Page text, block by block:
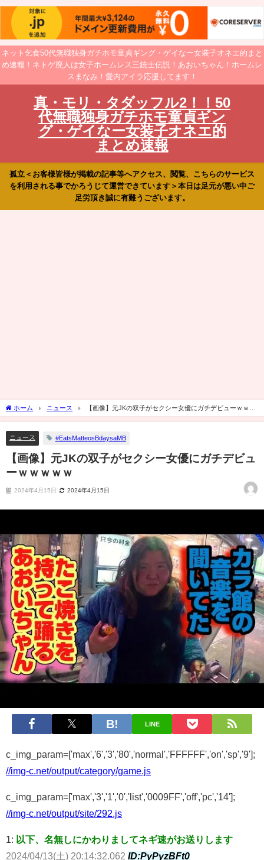
ネット乞食50代無職独身ガチホモ童貞ギング・ゲイなー女装子オネエ的まと
め速報！ネトゲ廃人は女子ホームレス三銃士伝説！あおいちゃん！ホームレ
スまなみ！愛内アイラ応援してます！
真・モリ・タダッフル2！！50
代無職独身ガチホモ童貞ギン
グ・ゲイなー女装子オネエ的
まとめ速報
孤立＜お客様皆様が掲載の記事等へアクセス、閲覧、こちらのサービス
を利用される事でかろうじて運営できています＞本日は足元が悪い中ご
足労頂き誠に有難うございます。
ホーム ニュース
【画像】元JKの双子がセクシー女優にガチデビューｗｗｗ
ｗｗ
ニュース #EatsMatteosBdaysaMB
【画像】元JKの双子がセクシー女優にガチデビュ
ーｗｗｗｗｗ
2024年4月15日 2024年4月15日
LINE
c_img_param=['max','6','3','80','normal','FFFFFF','on','sp','9'];
//img-c.net/output/category/game.js
c_img_param=['max','3','1','0','list','0009FF','off','pc','14'];
//img-c.net/output/site/292.js
1: 以下、名無しにかわりましてネギ速がお送りします
2024/04/13(土) 20:14:32.062 ID:PyPyzBFt0